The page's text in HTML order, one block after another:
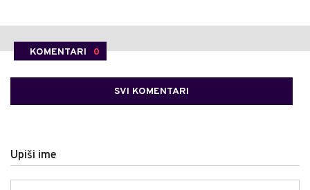
KOMENTARI 0
SVI KOMENTARI
Upiši ime